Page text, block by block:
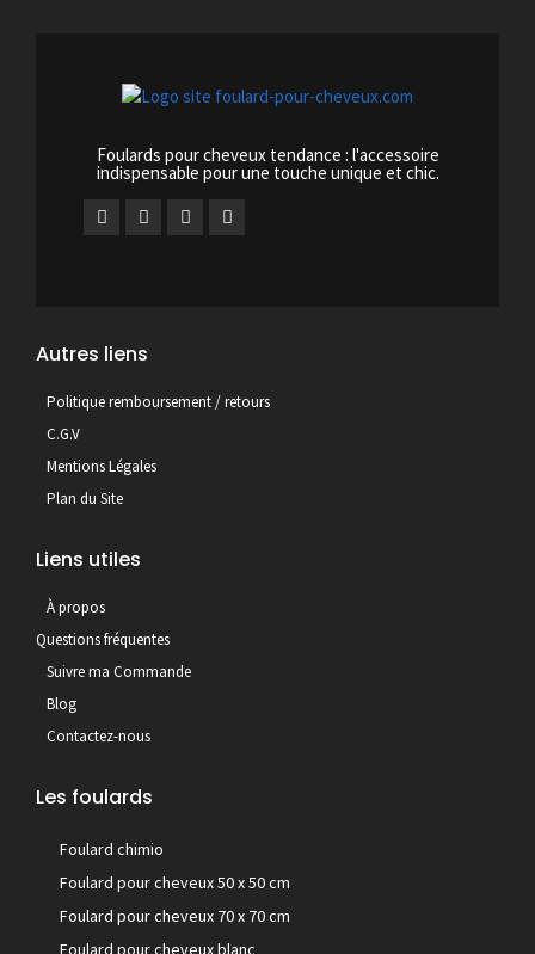
Foulards pour cheveux tendance : l'accessoire
indispensable pour une touche unique et chic.
Autres liens
Politique remboursement / retours
C.G.V
Mentions Légales
Plan du Site
Liens utiles
À propos
Questions fréquentes
Suivre ma Commande
Blog
Contactez-nous
Les foulards
Foulard chimio
Foulard pour cheveux 50 x 50 cm
Foulard pour cheveux 70 x 70 cm
Foulard pour cheveux blanc